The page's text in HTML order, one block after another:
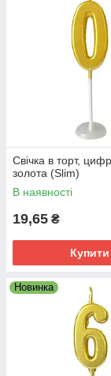
Свічка в торт,
золота (Slim)
В наявності
19,65 ₴
Купити
Новинка